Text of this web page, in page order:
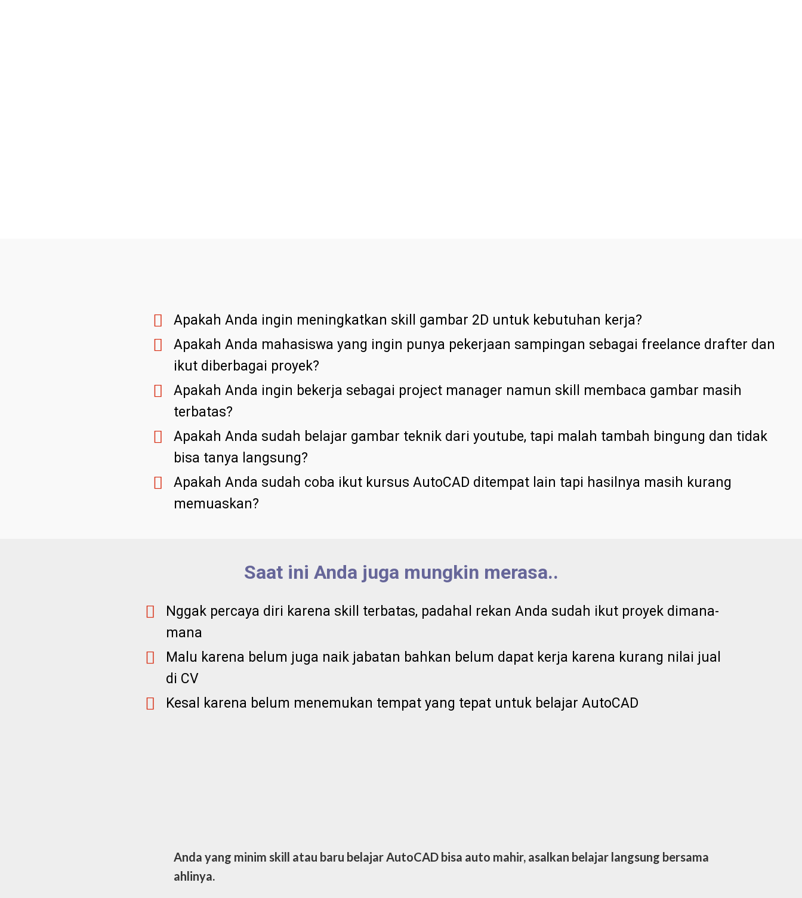
Apakah Anda ingin meningkatkan skill gambar 2D untuk kebutuhan kerja?
Apakah Anda mahasiswa yang ingin punya pekerjaan sampingan sebagai freelance drafter dan
ikut diberbagai proyek?
Apakah Anda ingin bekerja sebagai project manager namun skill membaca gambar masih
terbatas?
Apakah Anda sudah belajar gambar teknik dari youtube, tapi malah tambah bingung dan tidak
bisa tanya langsung?
Apakah Anda sudah coba ikut kursus AutoCAD ditempat lain tapi hasilnya masih kurang
memuaskan?
Saat ini Anda juga mungkin merasa..
Nggak percaya diri karena skill terbatas, padahal rekan Anda sudah ikut proyek dimana-
mana
Malu karena belum juga naik jabatan bahkan belum dapat kerja karena kurang nilai jual
di CV
Kesal karena belum menemukan tempat yang tepat untuk belajar AutoCAD
Anda yang minim skill atau baru belajar AutoCAD bisa auto mahir, asalkan belajar langsung bersama
ahlinya.